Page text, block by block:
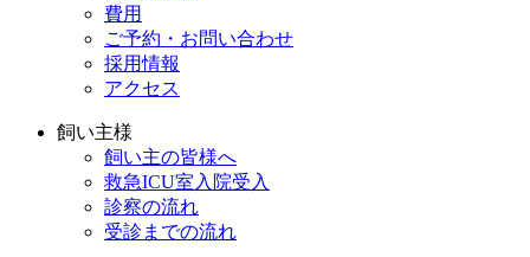
費用
ご予約・お問い合わせ
採用情報
アクセス
飼い主様
飼い主の皆様へ
救急ICU室入院受入
診察の流れ
受診までの流れ